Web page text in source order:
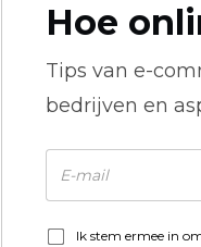
Hoe
Tips van e-
bedrijven en
Ik stem ermee in